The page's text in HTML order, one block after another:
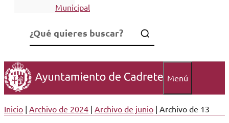
Municipal
Menú
Inicio | Archivo de 2024 | Archivo de junio | Archivo de 13